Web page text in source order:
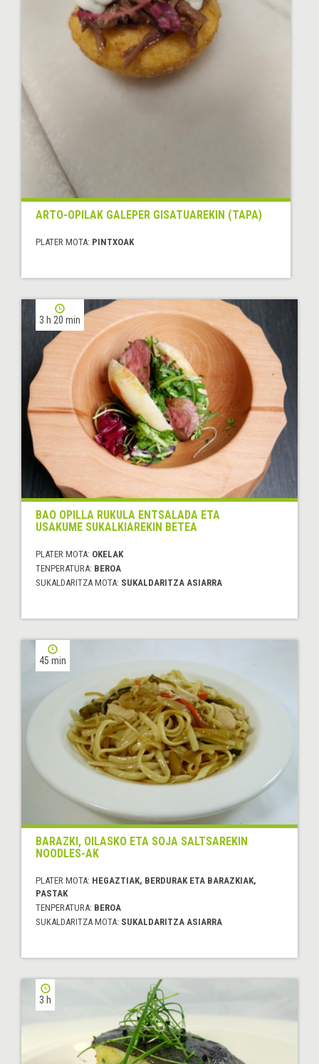
ARTO-OPILAK GALEPER GISATUAREKIN (TAPA)
PLATER MOTA: PINTXOAK
3 h 20 min
BAO OPILLA RUKULA ENTSALADA ETA
USAKUME SUKALKIAREKIN BETEA
PLATER MOTA: OKELAK
TENPERATURA: BEROA
SUKALDARITZA MOTA: SUKALDARITZA ASIARRA
45 min
BARAZKI, OILASKO ETA SOJA SALTSAREKIN
NOODLES-AK
PLATER MOTA: HEGAZTIAK, BERDURAK ETA BARAZKIAK,
PASTAK
TENPERATURA: BEROA
SUKALDARITZA MOTA: SUKALDARITZA ASIARRA
3 h